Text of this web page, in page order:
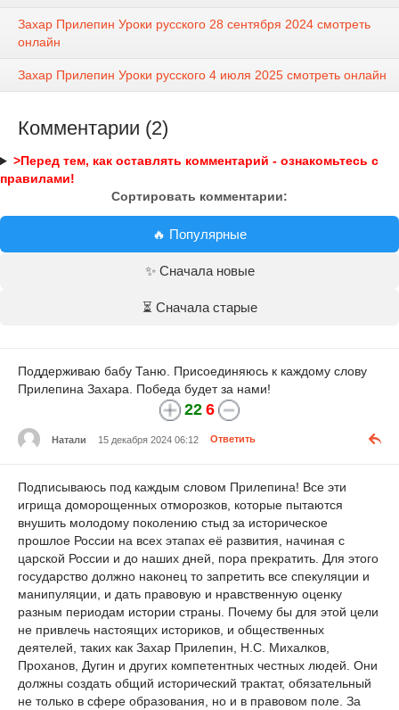
Захар Прилепин Уроки русского 28 сентября 2024 смотреть
онлайн
Захар Прилепин Уроки русского 4 июля 2025 смотреть онлайн
Комментарии (2)
>Перед тем, как оставлять комментарий - ознакомьтесь с
правилами!
Сортировать комментарии:
🔥 Популярные
✨ Сначала новые
⏳ Сначала старые
Поддерживаю бабу Таню. Присоединяюсь к каждому слову
Прилепина Захара. Победа будет за нами!
22 6
Натали 15 декабря 2024 06:12 Ответить
Подписываюсь под каждым словом Прилепина! Все эти
игрища доморощенных отморозков, которые пытаются
внушить молодому поколению стыд за историческое
прошлое России на всех этапах её развития, начиная с
царской России и до наших дней, пора прекратить. Для этого
государство должно наконец то запретить все спекуляции и
манипуляции, и дать правовую и нравственную оценку
разным периодам истории страны. Почему бы для этой цели
не привлечь настоящих историков, и общественных
деятелей, таких как Захар Прилепин, Н.С. Михалков,
Проханов, Дугин и других компетентных честных людей. Они
должны создать общий исторический трактат, обязательный
не только в сфере образования, но и в правовом поле. За